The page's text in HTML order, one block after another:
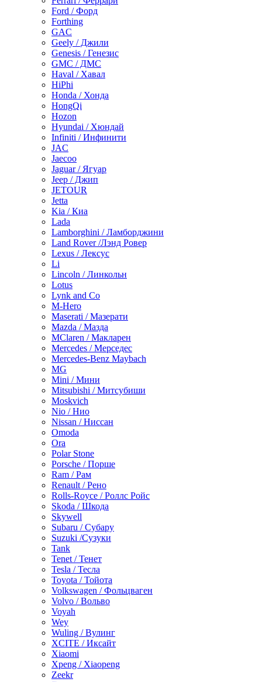
Ford / Форд
Forthing
GAC
Geely / Джили
Genesis / Генезис
GMC / ДМС
Haval / Хавал
HiPhi
Honda / Хонда
HongQi
Hozon
Hyundai / Хюндай
Infiniti / Инфинити
JAC
Jaecoo
Jaguar / Ягуар
Jeep / Джип
JETOUR
Jetta
Kia / Киа
Lada
Lamborghini / Ламборджини
Land Rover /Лэнд Ровер
Lexus / Лексус
Li
Lincoln / Линкольн
Lotus
Lynk and Co
M-Hero
Maserati / Мазерати
Mazda / Мазда
MClaren / Макларен
Mercedes / Мерседес
Mercedes-Benz Maybach
MG
Mini / Мини
Mitsubishi / Митсубиши
Moskvich
Nio / Нио
Nissan / Ниссан
Omoda
Ora
Polar Stone
Porsche / Порше
Ram / Рам
Renault / Рено
Rolls-Royce / Роллс Ройс
Skoda / Шкода
Skywell
Subaru / Субару
Suzuki /Сузуки
Tank
Tenet / Тенет
Tesla / Тесла
Toyota / Тойота
Volkswagen / Фольцваген
Volvo / Вольво
Voyah
Wey
Wuling / Вулинг
XCITE / Иксайт
Xiaomi
Xpeng / Xiaopeng
Zeekr